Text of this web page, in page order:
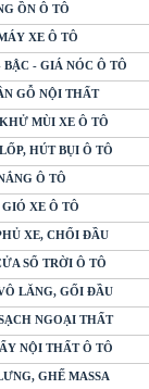
ỒN Ô TÔ
XE Ô TÔ
BẬC - GIÁ NÓC Ô TÔ
GỖ NỘI THẤT
MÙI XE Ô TÔ
HÚT BỤI Ô TÔ
Ô TÔ
XE Ô TÔ
XE, CHỔI ĐẦU
SỔ TRỜI Ô TÔ
LĂNG, GỐI ĐẦU
NGOẠI THẤT
NỘI THẤT Ô TÔ
GHẾ MASSA